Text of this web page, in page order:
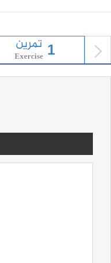
1 تمرين
Exercise
prev